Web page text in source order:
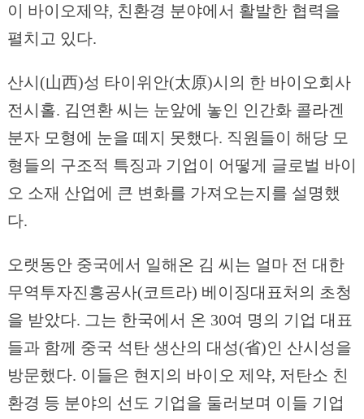
이 바이오제약, 친환경 분야에서 활발한 협력을
펼치고 있다.
산시(山西)성 타이위안(太原)시의 한 바이오회사
전시홀. 김연환 씨는 눈앞에 놓인 인간화 콜라겐
분자 모형에 눈을 떼지 못했다. 직원들이 해당 모
형들의 구조적 특징과 기업이 어떻게 글로벌 바이
오 소재 산업에 큰 변화를 가져오는지를 설명했
다.
오랫동안 중국에서 일해온 김 씨는 얼마 전 대한
무역투자진흥공사(코트라) 베이징대표처의 초청
을 받았다. 그는 한국에서 온 30여 명의 기업 대표
들과 함께 중국 석탄 생산의 대성(省)인 산시성을
방문했다. 이들은 현지의 바이오 제약, 저탄소 친
환경 등 분야의 선도 기업을 둘러보며 이들 기업